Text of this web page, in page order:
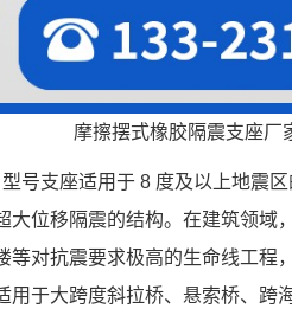
摩擦摆式橡胶隔震支座厂
号支座适用于 8 度及以上地震
大位移隔震的结构。在建筑领域
等对抗震要求极高的生命线工程
用于大跨度斜拉桥、悬索桥、跨